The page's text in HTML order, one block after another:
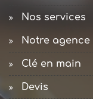
Nos services
Notre agence
Clé en main
Devis